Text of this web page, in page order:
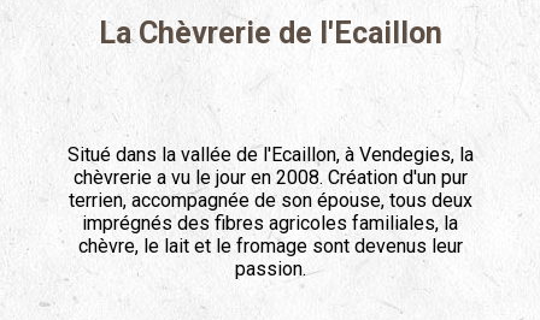
La Chèvrerie de l'Ecaillon
Situé dans la vallée de l'Ecaillon, à Vendegies, la
chèvrerie a vu le jour en 2008. Création d'un pur
terrien, accompagnée de son épouse, tous deux
imprégnés des fibres agricoles familiales, la
chèvre, le lait et le fromage sont devenus leur
passion.